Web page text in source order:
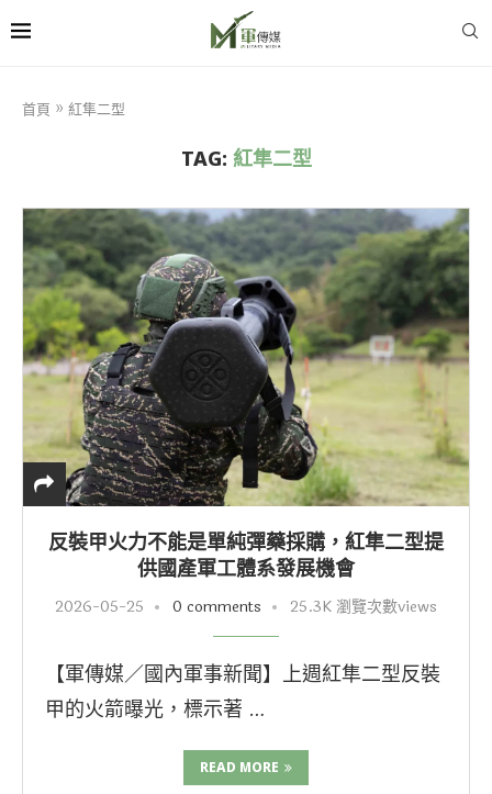
首頁 » 紅隼二型
TAG: 紅隼二型
反裝甲火力不能是單純彈藥採購，紅隼二型提
供國產軍工體系發展機會
2026-05-25 0 comments 25.3K 瀏覽次數views
【軍傳媒／國內軍事新聞】上週紅隼二型反裝
甲的火箭曝光，標示著 …
READ MORE